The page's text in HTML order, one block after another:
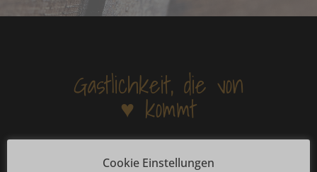
Gastlichkeit, die von
♥ kommt
Reservieren
Cookie Einstellungen